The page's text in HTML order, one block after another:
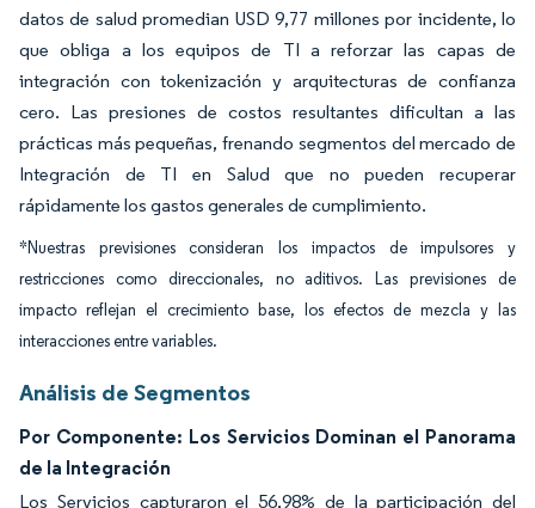
datos de salud promedian USD 9,77 millones por incidente, lo
que obliga a los equipos de TI a reforzar las capas de
integración con tokenización y arquitecturas de confianza
cero. Las presiones de costos resultantes dificultan a las
prácticas más pequeñas, frenando segmentos del mercado de
Integración de TI en Salud que no pueden recuperar
rápidamente los gastos generales de cumplimiento.
*Nuestras previsiones consideran los impactos de impulsores y
restricciones como direccionales, no aditivos. Las previsiones de
impacto reflejan el crecimiento base, los efectos de mezcla y las
interacciones entre variables.
Análisis de Segmentos
Por Componente: Los Servicios Dominan el Panorama
de la Integración
Los Servicios capturaron el 56,98% de la participación del